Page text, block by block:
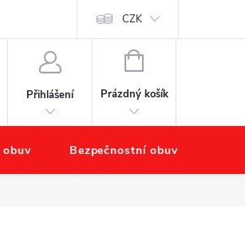
Náš příběh – O nás
CZK
Přihlášení
NÁKUPNÍ
Prázdný košík
Bezpečnostní obuv